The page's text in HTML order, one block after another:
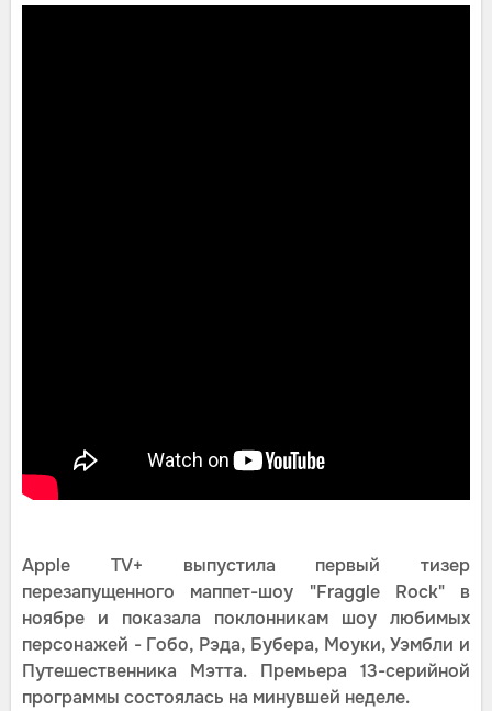
Apple TV+ выпустила первый тизер
перезапущенного маппет-шоу "Fraggle Rock" в
ноябре и показала поклонникам шоу любимых
персонажей - Гобо, Рэда, Бубера, Моуки, Уэмбли и
Путешественника Мэтта. Премьера 13-серийной
программы состоялась на минувшей неделе.